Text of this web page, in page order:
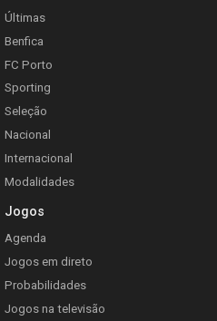
Últimas
Benfica
FC Porto
Sporting
Seleção
Nacional
Internacional
Modalidades
Jogos
Agenda
Jogos em direto
Probabilidades
Jogos na televisão